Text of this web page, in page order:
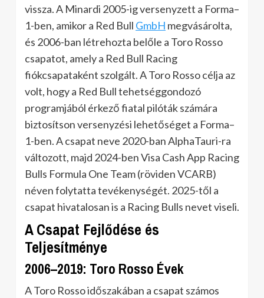
vissza. A Minardi 2005-ig versenyzett a Forma–
1-ben, amikor a Red Bull GmbH megvásárolta,
és 2006-ban létrehozta belőle a Toro Rosso
csapatot, amely a Red Bull Racing
fiókcsapataként szolgált. A Toro Rosso célja az
volt, hogy a Red Bull tehetséggondozó
programjából érkező fiatal pilóták számára
biztosítson versenyzési lehetőséget a Forma–
1-ben. A csapat neve 2020-ban AlphaTauri-ra
változott, majd 2024-ben Visa Cash App Racing
Bulls Formula One Team (röviden VCARB)
néven folytatta tevékenységét. 2025-től a
csapat hivatalosan is a Racing Bulls nevet viseli.
A Csapat Fejlődése és
Teljesítménye
2006–2019: Toro Rosso Évek
A Toro Rosso időszakában a csapat számos